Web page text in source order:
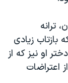
ترانه
بازتاب زیادی
او نیز که از
اعتراضات